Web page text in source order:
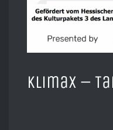
KlimaX –